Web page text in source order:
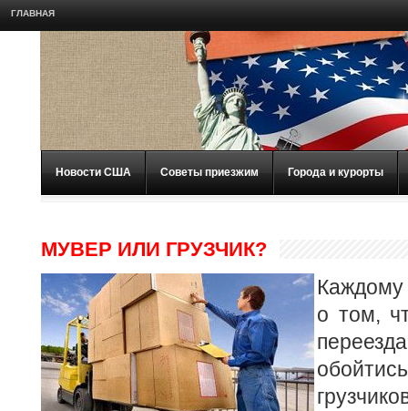
ГЛАВНАЯ
Новости США Советы приезжим Города и курорты
МУВЕР ИЛИ ГРУЗЧИК?
Каждому
о том,